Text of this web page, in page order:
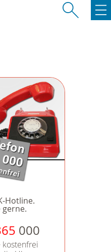
Hotline.
gerne.
000
kostenfrei